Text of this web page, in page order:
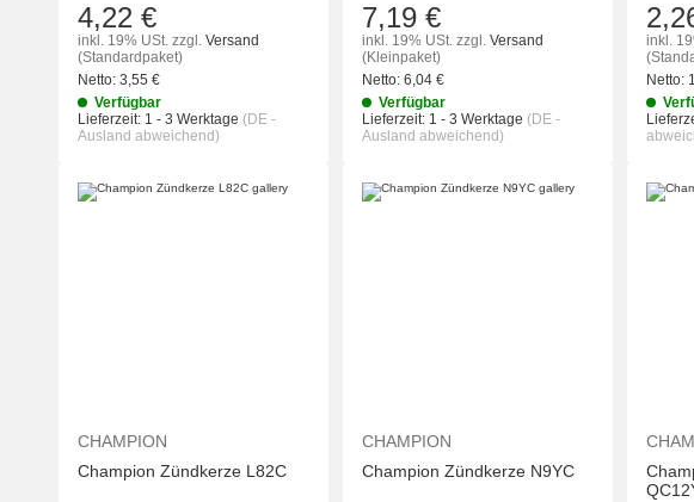
4,22 €
inkl. 19% USt. zzgl. Versand
(Standardpaket)
Netto: 3,55 €
Verfügbar
Lieferzeit: 1 - 3 Werktage (DE -
Ausland abweichend)
7,19 €
inkl. 19% USt. zzgl. Versand
(Kleinpaket)
Netto: 6,04 €
Verfügbar
Lieferzeit: 1 - 3 Werktage (DE -
Ausland abweichend)
inkl.
Netto:
CHAMPION
Champion Zündkerze L82C
CHAMPION
Champion Zündkerze N9YC